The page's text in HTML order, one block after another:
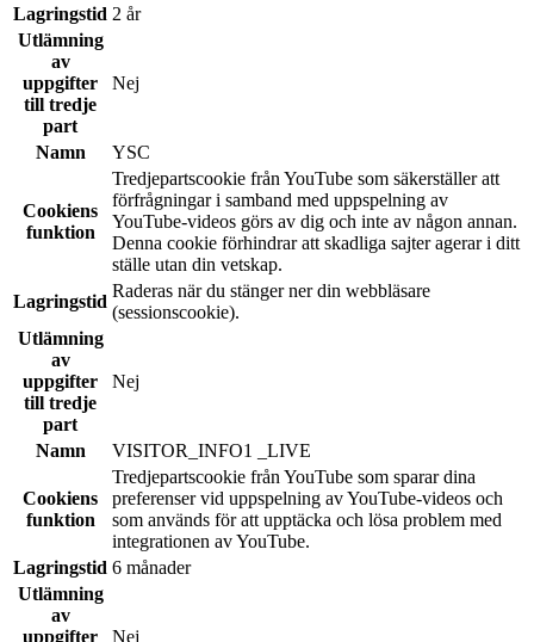
Lagringstid 2 år
Utlämning
av
uppgifter
till tredje
part
Nej
Namn YSC
Cookiens
funktion
Tredjepartscookie från YouTube som säkerställer att
förfrågningar i samband med uppspelning av
YouTube-videos görs av dig och inte av någon annan.
Denna cookie förhindrar att skadliga sajter agerar i ditt
ställe utan din vetskap.
Lagringstid
Raderas när du stänger ner din webbläsare
(sessionscookie).
Utlämning
av
uppgifter
till tredje
part
Nej
Namn VISITOR_INFO1 _LIVE
Cookiens
funktion
Tredjepartscookie från YouTube som sparar dina
preferenser vid uppspelning av YouTube-videos och
som används för att upptäcka och lösa problem med
integrationen av YouTube.
Lagringstid 6 månader
Utlämning
av
uppgifter
Nej